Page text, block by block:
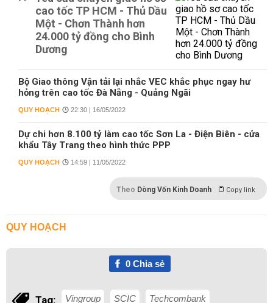
cao tốc TP HCM - Thủ Dầu
Một - Chơn Thành hơn
24.000 tỷ đồng cho Bình
Dương
Bộ Giao thông Vận tải lại nhắc VEC khắc phục ngay hư
hỏng trên cao tốc Đà Nẵng - Quảng Ngãi
QUY HOẠCH 22:30 | 16/05/2022
Dự chi hơn 8.100 tỷ làm cao tốc Sơn La - Điện Biên - cửa
khẩu Tây Trang theo hình thức PPP
QUY HOẠCH 14:59 | 11/05/2022
Theo Dòng Vốn Kinh Doanh Copy link
QUY HOẠCH
0Chia sẻ
Tag: Vingroup SCIC Techcombank